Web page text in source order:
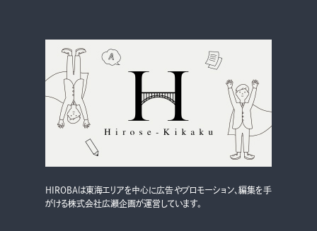
検索する
CLOSE
HIROBAは東海エリアを中心に広告やプロモーション、編集を手
がける株式会社広瀬企画が運営しています。